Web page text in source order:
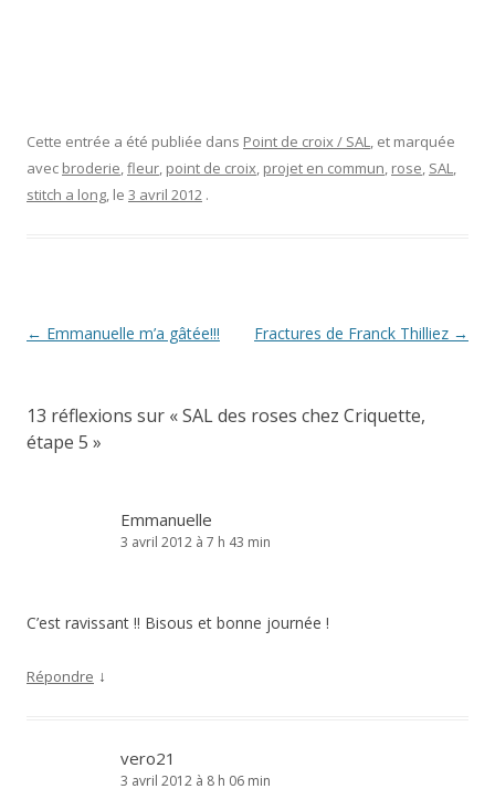
Cette entrée a été publiée dans Point de croix / SAL, et marquée
avec broderie,fleur, point de croix, projet en commun, rose, SAL,
stitch a long, le 3 avril 2012 .
Navigation
← Emmanuelle m’a gâtée!!! Fractures de Franck Thilliez →
13 réflexions sur «SAL des roses chez Criquette,
étape 5 »
Emmanuelle
3 avril 2012 à 7 h 43 min
C’est ravissant !! Bisous et bonne journée !
Répondre ↓
vero21
3 avril 2012 à 8 h 06 min